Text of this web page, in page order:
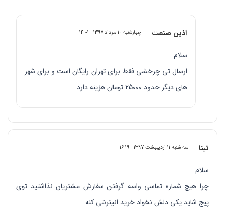
آذین صنعت چهارشنبه 10 مرداد 1397 - 14:01
سلام
ارسال تی چرخشی فقط برای تهران رایگان است و برای شهر
های دیگر حدود 25000 تومان هزینه دارد
تینا سه شنبه 11 اردیبهشت 1397 - 16:19
سلام
چرا هیچ شماره تماسی واسه گرفتن سفارش مشتریان نذاشتید توی
پیج شاید یکی دلش نخواد خرید انیترنتی کنه